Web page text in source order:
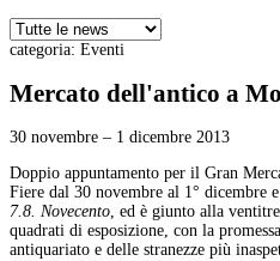
categoria: Eventi
Mercato dell'antico a
30 novembre – 1 dicembre 2013
Doppio appuntamento per il Gran
Fiere dal 30 novembre al 1° dicembre
7.8. Novecento, ed è giunto alla
quadrati di esposizione, con la
antiquariato e delle stranezze più